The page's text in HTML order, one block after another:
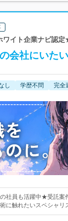
ワイト企業ナビ認
会社にいた
し 学歴不問 完全
社員も活躍中★受託
に触れたいスペシャリ